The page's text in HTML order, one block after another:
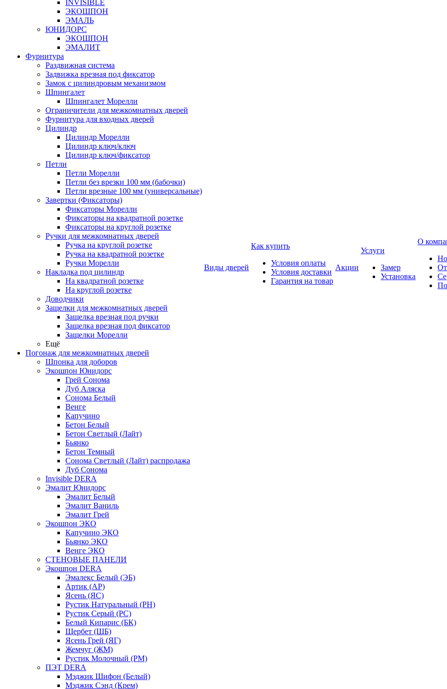
INVISIBLE
ЭКОШПОН
ЭМАЛЬ
ЮНИДОРС
ЭКОШПОН
ЭМАЛИТ
Фурнитура
Раздвижная система
Задвижка врезная под фиксатор
Замок с цилиндровым механизмом
Шпингалет
Шпингалет Морелли
Ограничители для межкомнатных дверей
Фурнитура для входных дверей
Цилиндр
Цилиндр Морелли
Цилиндр ключ/ключ
Цилиндр ключ/фиксатор
Петли
Петли Морелли
Петли без врезки 100 мм (бабочки)
Петли врезные 100 мм (универсальные)
Завертки (Фиксаторы)
Фиксаторы Морелли
Фиксаторы на квадратной розетке
Фиксаторы на круглой розетке
Ручки для межкомнатных дверей
Ручка на круглой розетке
Ручка на квадратной розетке
Ручки Морелли
Накладка под цилиндр
На квадратной розетке
На круглой розетке
Доводчики
Защелки для межкомнатных дверей
Защелка врезная под ручки
Защелка врезная под фиксатор
Защелки Морелли
Ещё
Погонаж для межкомнатных дверей
Шпонка для доборов
Экошпон Юнидорс
Грей Сонома
Дуб Аляска
Сонома Белый
Венге
Капучино
Бетон Белый
Бетон Светлый (Лайт)
Бьянко
Бетон Темный
Сонома Светлый (Лайт) распродажа
Дуб Сонома
Invisible DERA
Эмалит Юнидорс
Эмалит Белый
Эмалит Ваниль
Эмалит Грей
Экошпон ЭКО
Капучино ЭКО
Бьянко ЭКО
Венге ЭКО
СТЕНОВЫЕ ПАНЕЛИ
Экошпон DERA
Эмалекс Белый (ЭБ)
Артик (АР)
Ясень (ЯС)
Рустик Натуральный (РН)
Рустик Серый (РС)
Белый Кипарис (БК)
Щербет (ЩБ)
Ясень Грей (ЯГ)
Жемчуг (ЖМ)
Рустик Молочный (РМ)
ПЭТ DERA
Мэджик Шифон (Белый)
Мэджик Сэнд (Крем)
Виды дверей
Как купить
Условия оплаты
Условия доставки
Гарантия на товар
Акции
Услуги
Замер
Установка
О